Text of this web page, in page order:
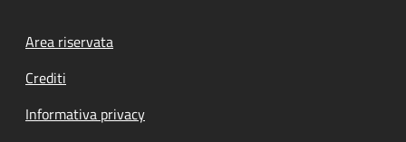
Footer menu
Area riservata
Crediti
Informativa privacy